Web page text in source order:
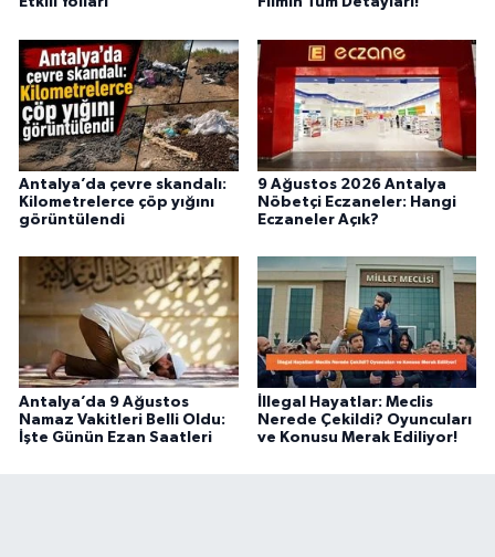
Antalya’da çevre skandalı:
Kilometrelerce çöp yığını
görüntülendi
9 Ağustos 2026 Antalya
Nöbetçi Eczaneler: Hangi
Eczaneler Açık?
Antalya’da 9 Ağustos
Namaz Vakitleri Belli Oldu:
İşte Günün Ezan Saatleri
İllegal Hayatlar: Meclis
Nerede Çekildi? Oyuncuları
ve Konusu Merak Ediliyor!